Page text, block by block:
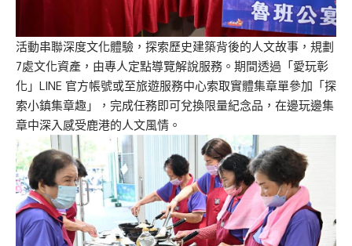
活動串聯深度文化體驗，探索歷史建築背後的人文故事，規劃
7處文化資產，由專人定點導覽解說服務。期間透過「愛玩彰
化」LINE 官方帳號或至旅遊服務中心索取實體集章單參加「探
索小鎮集章趣」，完成任務即可兌換限量紀念品，在邊玩邊集
章中深入感受鹿港的人文風情。